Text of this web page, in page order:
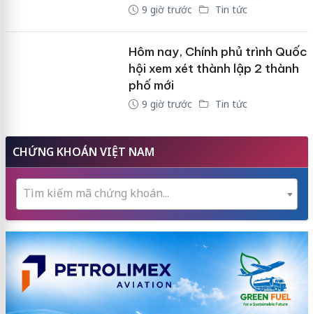
9 giờ trước Tin tức
Hôm nay, Chính phủ trình Quốc
hội xem xét thành lập 2 thành
phố mới
9 giờ trước Tin tức
CHỨNG KHOÁN VIỆT NAM
Tìm kiếm mã chứng khoán...